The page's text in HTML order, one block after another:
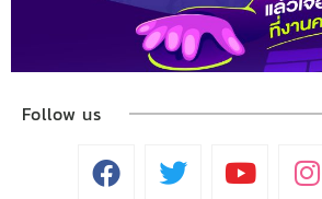
Follow us